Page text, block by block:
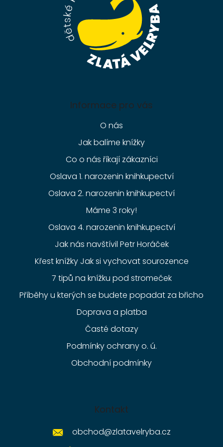
Informace pro vás
O nás
Jak balíme knížky
Co o nás říkají zákazníci
Oslava 1. narozenin knihkupectví
Oslava 2. narozenin knihkupectví
Máme 3 roky!
Oslava 4. narozenin knihkupectví
Jak nás navštívil Petr Horáček
Křest knížky Jak si vychovat sourozence
7 tipů na knížku pod stromeček
Příběhy u kterých se budete popadat za břicho
Doprava a platba
Časté dotazy
Podmínky ochrany o. ú.
Obchodní podmínky
Kontakt
obchod@zlatavelryba.cz